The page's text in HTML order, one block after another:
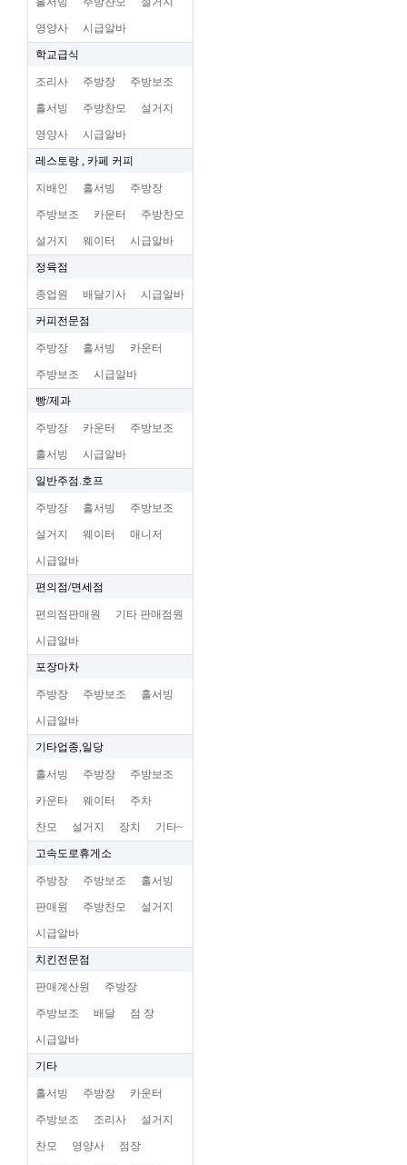
영양사 시급알바
학교급식
조리사 주방장 주방보조
홀서빙 주방찬모 설거지
영양사 시급알바
레스토랑 , 카페 커피
지배인 홀서빙 주방장
주방보조 카운터 주방찬모
설거지 웨이터 시급알바
정육점
종업원 배달기사 시급알바
커피전문점
주방장 홀서빙 카운터
주방보조 시급알바
빵/제과
주방장 카운터 주방보조
홀서빙 시급알바
일반주점.호프
주방장 홀서빙 주방보조
설거지 웨이터 매니저
시급알바
편의점/면세점
편의점판매원 기타 판매점원
시급알바
포장마차
주방장 주방보조 홀서빙
시급알바
기타업종,일당
홀서빙 주방장 주방보조
카운타 웨이터 주차
찬모 설거지 장치 기타~
고속도로휴게소
주방장 주방보조 홀서빙
판매원 주방찬모 설거지
시급알바
치킨전문점
판매계산원 주방장
주방보조 배달 점 장
시급알바
기타
홀서빙 주방장 카운터
주방보조 조리사 설거지
찬모 영양사 점장